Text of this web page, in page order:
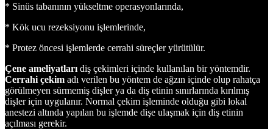
* Sinüs tabanının yükseltme operasyonlarında,
* Kök ucu rezeksiyonu işlemlerinde,
* Protez öncesi işlemlerde cerrahi süreçler yürütülür.
Çene ameliyatları diş çekimleri içinde kullanılan bir yöntemdir.
Cerrahi çekim adı verilen bu yöntem de ağzın içinde olup rahatça
görülmeyen sürmemiş dişler ya da diş etinin sınırlarında kırılmış
dişler için uygulanır. Normal çekim işleminde olduğu gibi lokal
anestezi altında yapılan bu işlemde dişe ulaşmak için diş etinin
açılması gerekir.